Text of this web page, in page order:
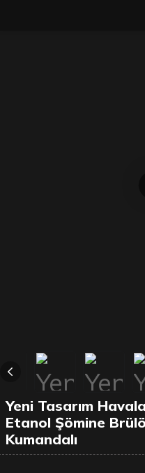
Yeni Tasarım
Etanol Şömine
Kumandalı